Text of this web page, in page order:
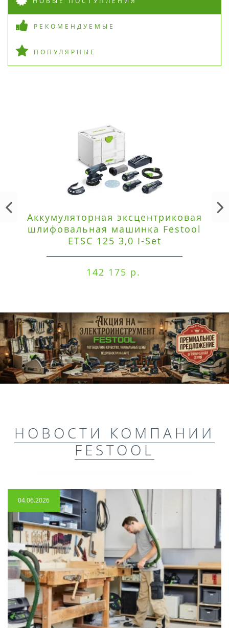
РЕКОМЕНДУЕМЫЕ
ПОПУЛЯРНЫЕ
Аккумуляторная эксцентриковая
шлифовальная машинка Festool
ETSC 125 3,0 I-Set
142 175 р.
НОВОСТИ КОМПАНИИ
FESTOOL
04.06.2026